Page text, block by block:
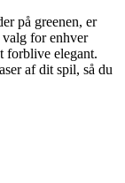
på greenen, er
for enhver
forblive elegant.
af dit spil, så du